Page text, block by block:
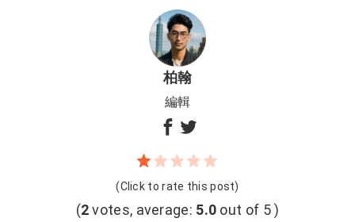
柏翰
編輯
(Click to rate this post)
(2votes, average: 5.0 out of 5 )